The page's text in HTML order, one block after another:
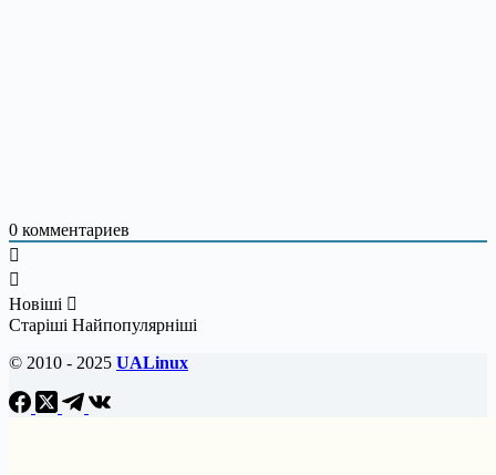
0 комментариев
Новіші
Старіші Найпопулярніші
© 2010 - 2025 UALinux